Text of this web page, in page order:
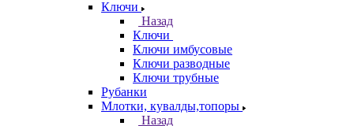
Ключи
Назад
Ключи
Ключи имбусовые
Ключи разводные
Ключи трубные
Рубанки
Млотки, кувалды,топоры
Назад